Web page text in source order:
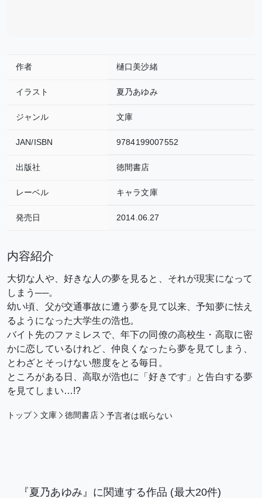
作者 樋口美沙緒
イラスト 夏乃あゆみ
ジャンル 文庫
JAN/ISBN 9784199007552
出版社 徳間書店
レーベル キャラ文庫
発売日 2014.06.27
内容紹介
大切な人や、好きな人の夢を見ると、それが現実になって
しまう──。
幼い頃、父が交通事故に遭う夢を見て以来、予知夢に怯え
るようになった大学生の浩也。
バイト先のファミレスで、年下の同僚の高校生・高取に密
かに恋しているけれど、仲良くなったら夢を見てしまう、
とわざとそっけない態度をとる毎日。
ところがある日、高取が浩也に「好きです」と告白する夢
を見てしまい…!?
トップ 文庫 徳間書店 予言者は眠らない
『夏乃あゆみ』に関連する作品 (最大20件)